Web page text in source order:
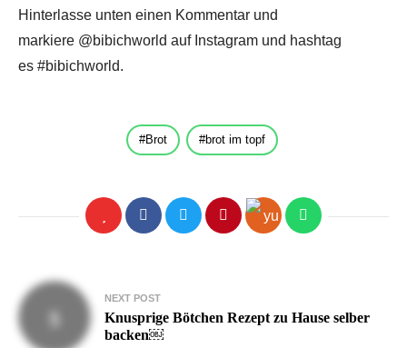
Hinterlasse unten einen Kommentar und
markiere @bibichworld auf Instagram und hashtag
es #bibichworld.
Brot brot im topf
Beitragsnavigation
NEXT POST
Knusprige Bötchen Rezept zu Hause selber
backen￼